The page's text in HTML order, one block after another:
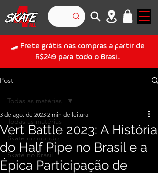
🛹 Frete grátis nas compras a partir de
R$249 para todo o Brasil.
Post
Todas as matérias
Skate no mundo
Skate no Brasil
Todas as matérias
Vert Battle 2023: A História
do Half Pipe no Brasil e a
Épica Participação de
3 de ago. de 2023 2 min de leitura